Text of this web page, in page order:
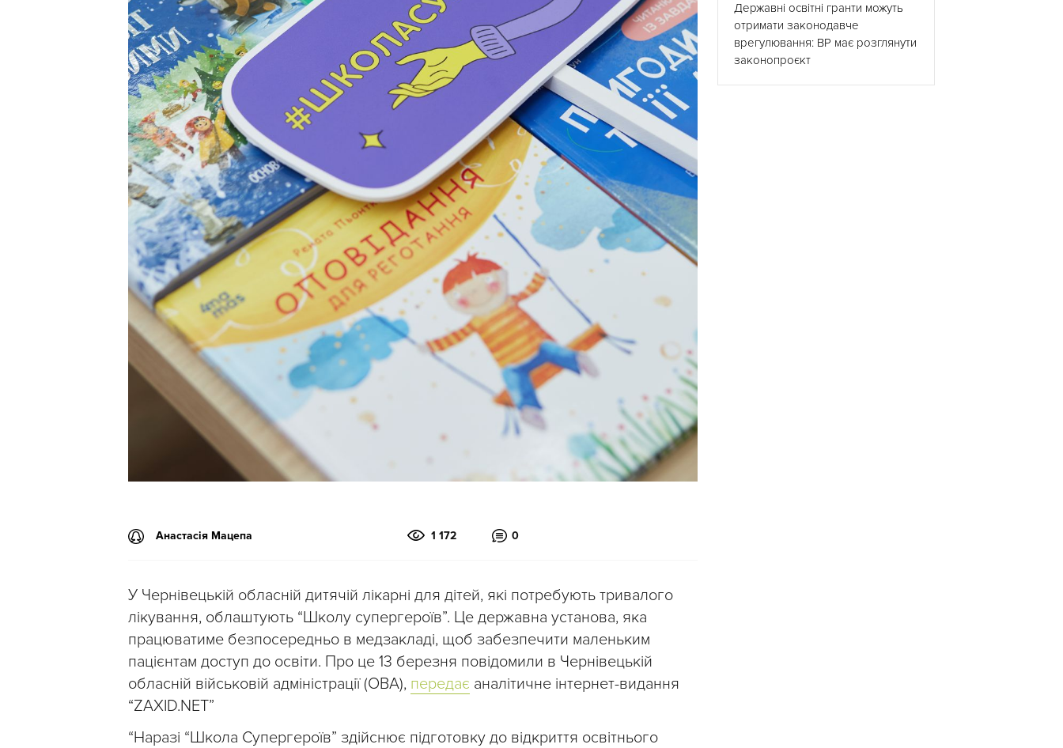
Анастасія Мацепа 1 172 0
У Чернівецькій обласній дитячій лікарні для дітей, які потребують тривалого
лікування, облаштують “Школу супергероїв”. Це державна установа, яка
працюватиме безпосередньо в медзакладі, щоб забезпечити маленьким
пацієнтам доступ до освіти. Про це 13 березня повідомили в Чернівецькій
обласній військовій адміністрації (ОВА), передає аналітичне інтернет-видання
“ZAXID.NET”
“Наразі “Школа Супергероїв” здійснює підготовку до відкриття освітнього
Державні освітні гранти можуть
отримати законодавче
врегулювання: ВР має розглянути
законопроєкт